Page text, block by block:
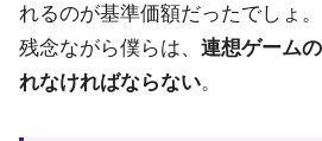
れるのが基準価額だったでしょ。
残念ながら僕らは、 連想ゲーム
れなければならない。